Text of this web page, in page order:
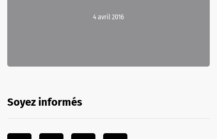
4 avril 2016
Soyez informés